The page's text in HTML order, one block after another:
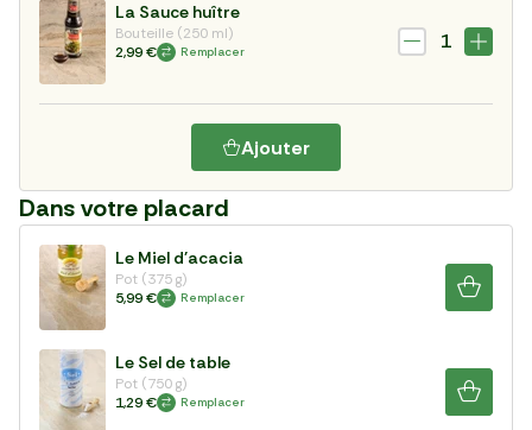
La Sauce huître
Bouteille (250 ml)
2,99 €
Remplacer 1
Ajouter
Dans votre placard
Le Miel d'acacia
Pot (375 g)
5,99 €
Remplacer
Le Sel de table
Pot (750 g)
1,29 €
Remplacer